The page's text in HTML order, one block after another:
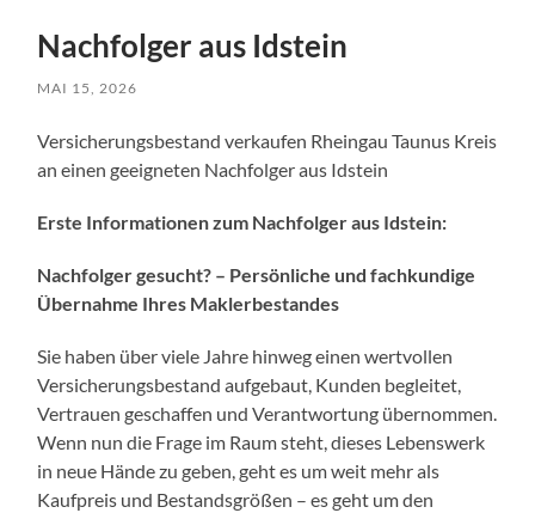
Nachfolger aus Idstein
MAI 15, 2026
Versicherungsbestand verkaufen Rheingau Taunus Kreis
an einen geeigneten Nachfolger aus Idstein
Erste Informationen zum Nachfolger aus Idstein:
Nachfolger gesucht? – Persönliche und fachkundige
Übernahme Ihres Maklerbestandes
Sie haben über viele Jahre hinweg einen wertvollen
Versicherungsbestand aufgebaut, Kunden begleitet,
Vertrauen geschaffen und Verantwortung übernommen.
Wenn nun die Frage im Raum steht, dieses Lebenswerk
in neue Hände zu geben, geht es um weit mehr als
Kaufpreis und Bestandsgrößen – es geht um den